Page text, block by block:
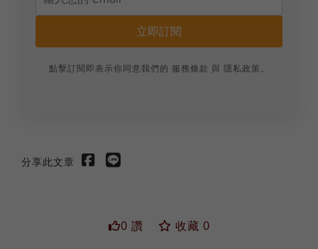
立即訂閱
點擊訂閱即表示你同意我們的 服務條款 與 隱私政策 。
分享此文章
0 讚 收藏 0